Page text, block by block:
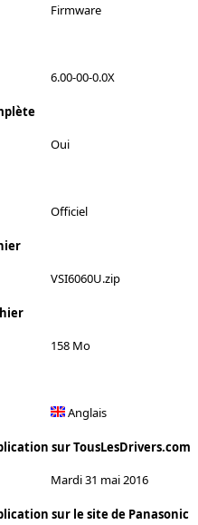
Firmware
6.00-00-0.0X
Oui
Officiel
VSI6060U.zip
158 Mo
Anglais
sur TousLesDrivers.com
Mardi 31 mai 2016
sur le site de Panasonic